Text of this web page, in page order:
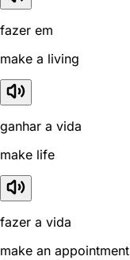
fazer em
make a living
ganhar a vida
make life
fazer a vida
make an appointment